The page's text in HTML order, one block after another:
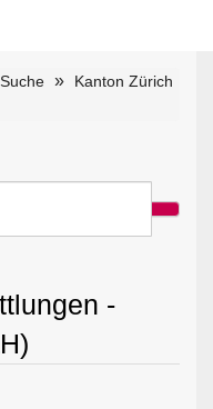
Kanton Zürich
-